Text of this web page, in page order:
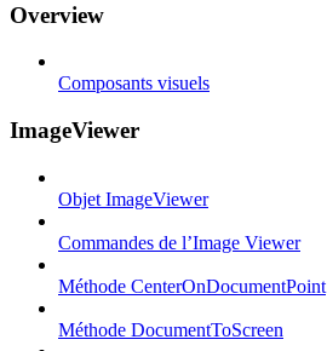
Overview
Composants visuels
ImageViewer
Objet ImageViewer
Commandes de l’Image Viewer
Méthode CenterOnDocumentPoint
Méthode DocumentToScreen